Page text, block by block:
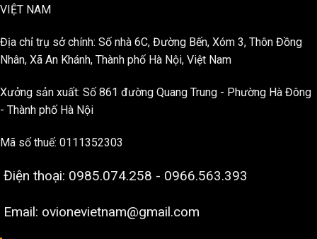
VIỆT NAM
Địa chỉ trụ sở chính: Số nhà 6C, Đường Bến, Xóm 3, Thôn Đồng
Nhân, Xã An Khánh, Thành phố Hà Nội, Việt Nam
Xưởng sản xuất: Số 861 đường Quang Trung - Phường Hà Đông
- Thành phố Hà Nội
Mã số thuế: 0111352303
Điện thoại: 0985.074.258 - 0966.563.393
Email: ovionevietnam@gmail.com